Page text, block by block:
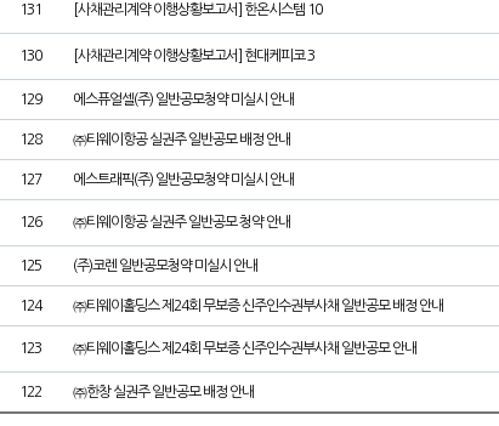
131 [사채관리계약 이행상황보고서] 한온시스템 10
130 [사채관리계약 이행상황보고서] 현대케피코 3
129 에스퓨얼셀(주) 일반공모청약 미실시 안내
128 ㈜티웨이항공 실권주 일반공모 배정 안내
127 에스트래픽(주) 일반공모청약 미실시 안내
126 ㈜티웨이항공 실권주 일반공모 청약 안내
125 (주)코렌 일반공모청약 미실시 안내
124 ㈜티웨이홀딩스 제24회 무보증 신주인수권부사채 일반공모 배정 안내
123 ㈜티웨이홀딩스 제24회 무보증 신주인수권부사채 일반공모 안내
122 ㈜한창 실권주 일반공모 배정 안내